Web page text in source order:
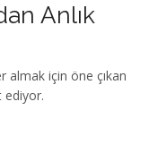
Anlık
almak için öne çıkan
ediyor.